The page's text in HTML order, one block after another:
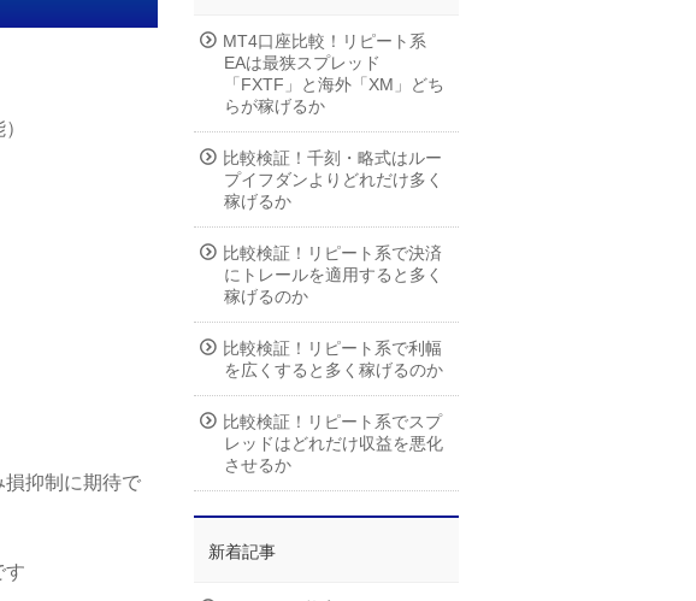
抑制に期待で
す
MT4口座比較！リピート系
EAは最狭スプレッド
「FXTF」と海外「XM」どち
らが稼げるか
比較検証！千刻・略式はルー
プイフダンよりどれだけ多く
稼げるか
比較検証！リピート系で決済
にトレールを適用すると多く
稼げるのか
比較検証！リピート系で利幅
を広くすると多く稼げるのか
比較検証！リピート系でスプ
レッドはどれだけ収益を悪化
させるか
新着記事